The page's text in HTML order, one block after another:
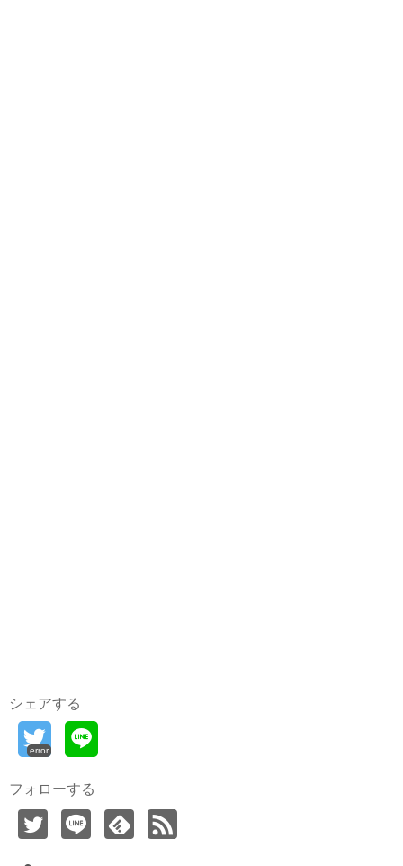
シェアする
error
フォローする